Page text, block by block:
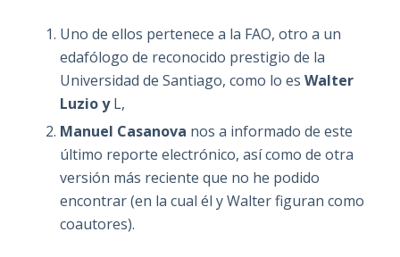
Uno de ellos pertenece a la FAO, otro a un
edafólogo de reconocido prestigio de la
Universidad de Santiago, como lo es Walter
Luzio yL,
Manuel Casanova nos a informado de este
último reporte electrónico, así como de otra
versión más reciente que no he podido
encontrar (en la cual él y Walter figuran como
coautores).